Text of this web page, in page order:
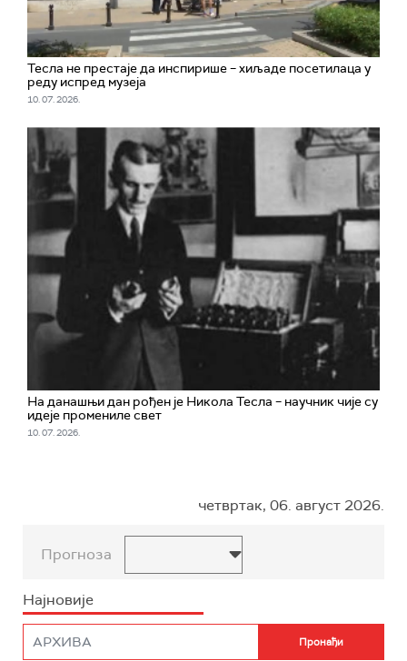
Тесла не престаје да инспирише – хиљаде посетилаца у
реду испред музеја
10. 07. 2026.
На данашњи дан рођен је Никола Тесла – научник чије су
идеје промениле свет
10. 07. 2026.
четвртак, 06. август 2026.
Прогноза
Најновије